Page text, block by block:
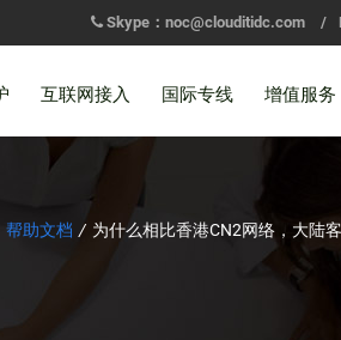
Skype：noc@clouditidc.com /
互联网接入 国际专线 增值服务
帮助文档 / 为什么相比香港CN2网络，大陆